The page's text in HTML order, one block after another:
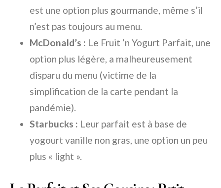
est une option plus gourmande, même s’il
n’est pas toujours au menu.
McDonald’s : Le Fruit ‘n Yogurt Parfait, une
option plus légère, a malheureusement
disparu du menu (victime de la
simplification de la carte pendant la
pandémie).
Starbucks : Leur parfait est à base de
yogourt vanille non gras, une option un peu
plus « light ».